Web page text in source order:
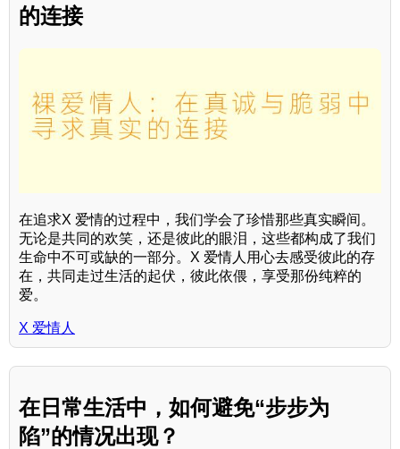
的连接
在追求X 爱情的过程中，我们学会了珍惜那些真实瞬间。
无论是共同的欢笑，还是彼此的眼泪，这些都构成了我们
生命中不可或缺的一部分。X 爱情人用心去感受彼此的存
在，共同走过生活的起伏，彼此依偎，享受那份纯粹的
爱。
X 爱情人
在日常生活中，如何避免“步步为
陷”的情况出现？